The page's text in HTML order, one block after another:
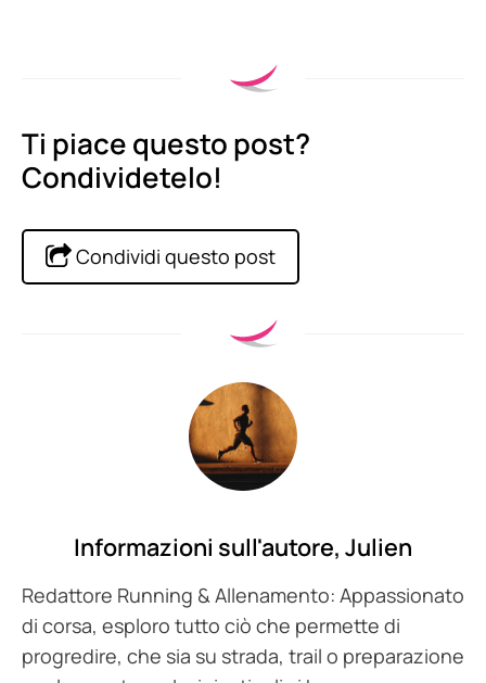
Ti piace questo post?
Condividetelo!
Condividi questo post
Informazioni sull'autore, Julien
Redattore Running & Allenamento: Appassionato
di corsa, esploro tutto ciò che permette di
progredire, che sia su strada, trail o preparazione